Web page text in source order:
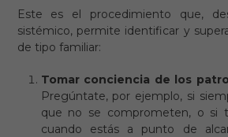
Este es el procedimiento que,
sistémico, permite identificar y
de tipo familiar:
Tomar conciencia de los
Pregúntate, por ejemplo, si
que no se comprometen, o si
cuando estás a punto de